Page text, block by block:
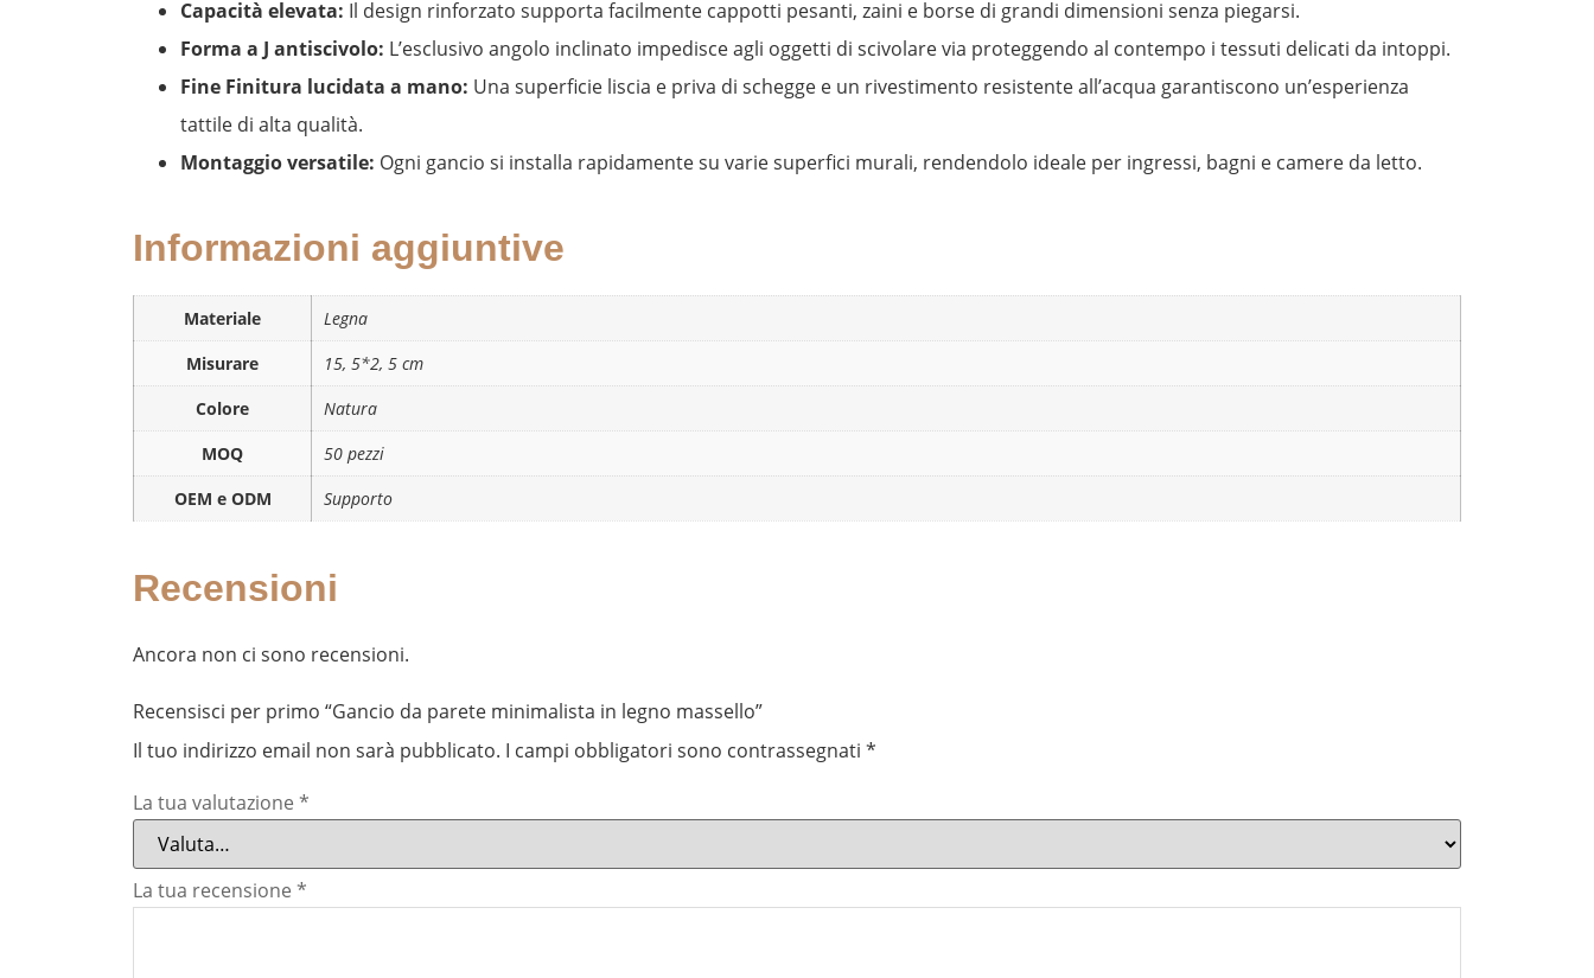
Capacità elevata: Il design rinforzato supporta facilmente cappotti pesanti, zaini e borse di grandi dimensioni senza piegarsi.
Forma a J antiscivolo: L’esclusivo angolo inclinato impedisce agli oggetti di scivolare via proteggendo al contempo i tessuti delicati da intoppi.
Fine Finitura lucidata a mano: Una superficie liscia e priva di schegge e un rivestimento resistente all’acqua garantiscono un’esperienza
tattile di alta qualità.
Montaggio versatile: Ogni gancio si installa rapidamente su varie superfici murali, rendendolo ideale per ingressi, bagni e camere da letto.
Informazioni aggiuntive
Materiale
Legna
Misurare
15, 5*2, 5 cm
Colore
Natura
MOQ
50 pezzi
OEM e ODM
Supporto
Recensioni
Ancora non ci sono recensioni.
Recensisci per primo “Gancio da parete minimalista in legno massello”
Il tuo indirizzo email non sarà pubblicato. I campi obbligatori sono contrassegnati *
La tua valutazione *
La tua recensione *